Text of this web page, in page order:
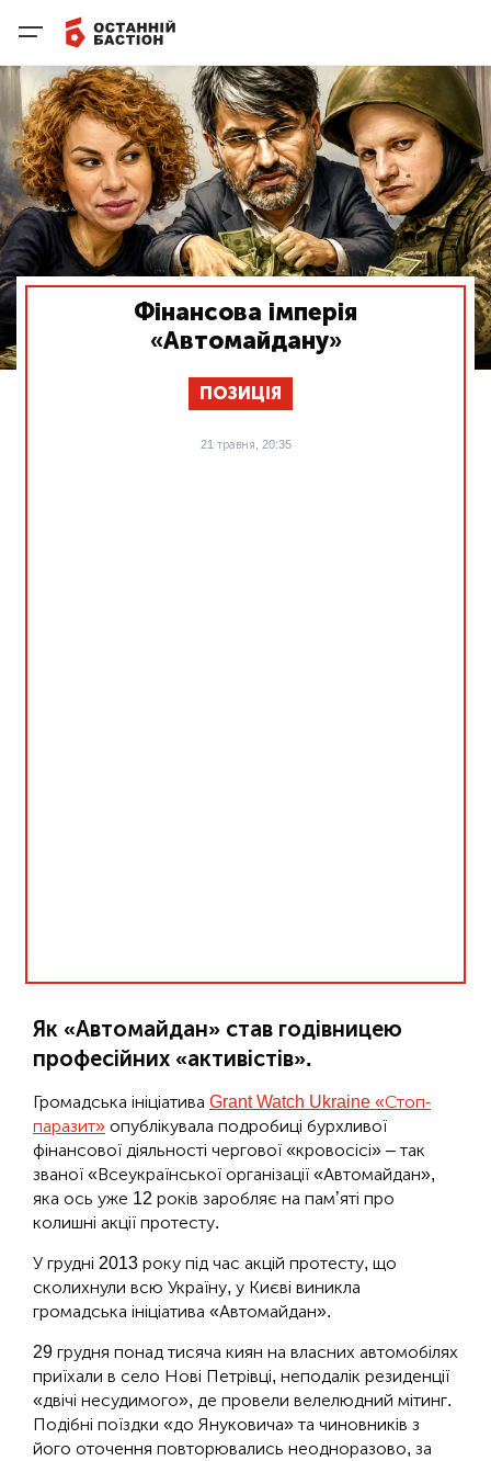
Фінансова імперія
«Автомайдану»
ПОЗИЦІЯ
21 травня, 20:35
Як «Автомайдан» став годівницею
професійних «активістів».
Громадська ініціатива Grant Watch Ukraine «Стоп-
паразит» опублікувала подробиці бурхливої
фінансової діяльності чергової «кровосісі» – так
званої «Всеукраїнської організації «Автомайдан»,
яка ось уже 12 років заробляє на пам’яті про
колишні акції протесту.
У грудні 2013 року під час акцій протесту, що
сколихнули всю Україну, у Києві виникла
громадська ініціатива «Автомайдан».
29 грудня понад тисяча киян на власних автомобілях
приїхали в село Нові Петрівці, неподалік резиденції
«двічі несудимого», де провели велелюдний мітинг.
Подібні поїздки «до Януковича» та чиновників з
його оточення повторювались неодноразово, за